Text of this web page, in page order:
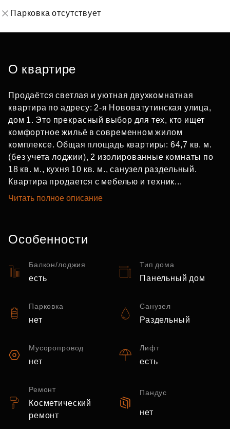
Парковка отсутствует
О квартире
Продаётся светлая и уютная двухкомнатная
квартира по адресу: 2-я Нововатутинская улица,
дом 1. Это прекрасный выбор для тех, кто ищет
комфортное жильё в современном жилом
комплексе. Общая площадь квартиры: 64,7 кв. м.
(без учета лоджии), 2 изолированные комнаты по
18 кв. м., кухня 10 кв. м., санузел раздельный.
Квартира продается с мебелью и техник...
Читать полное описание
Особенности
Балкон/лоджия
есть
Тип дома
Панельный дом
Парковка
нет
Санузел
Раздельный
Мусоропровод
нет
Лифт
есть
Ремонт
Косметический
ремонт
Пандус
нет